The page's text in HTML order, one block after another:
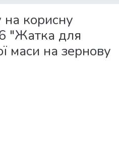
корисну
"Жатка для
маси на зернову